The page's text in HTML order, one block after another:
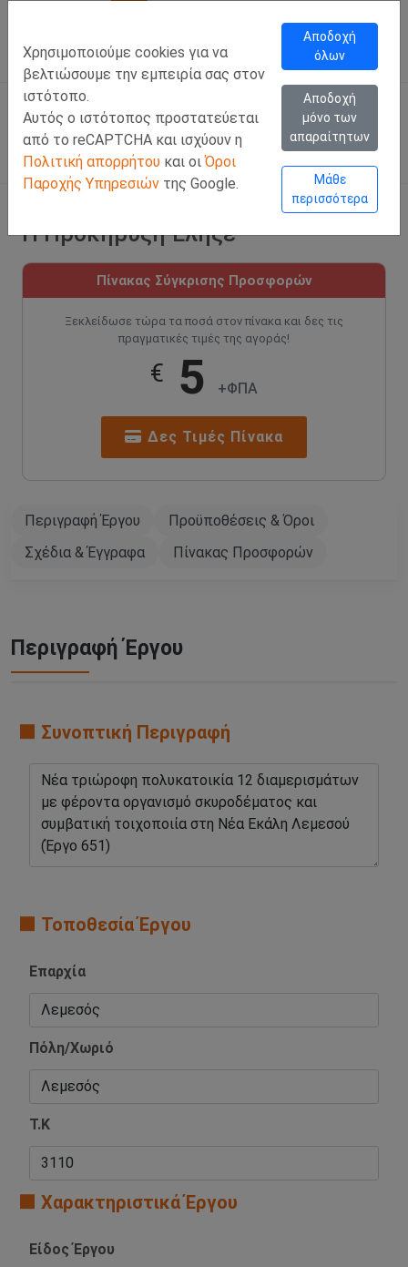
Χρησιμοποιούμε cookies για να
βελτιώσουμε την εμπειρία σας στον
ιστότοπο.
Αυτός ο ιστότοπος προστατεύεται
από το reCAPTCHA και ισχύουν η
Πολιτική απορρήτου και οιΌροι
Παροχής Υπηρεσιών της Google.
Αποδοχή
όλων
Αποδοχή
μόνο των
απαραίτητων
Μάθε
περισσότερα
Viber Chat +357 97443393
WhatsApp Chat
Ελλ ΣΥΝΔΕΣΗ
Η Προκήρυξη Έληξε
Πίνακας Σύγκρισης Προσφορών
Ξεκλείδωσε τώρα τα ποσά στον πίνακα και δες τις
πραγματικές τιμές της αγοράς!
€ 5 +ΦΠΑ
Δες Τιμές Πίνακα
Περιγραφή Έργου
Προϋποθέσεις & Όροι
Σχέδια & Έγγραφα
Πίνακας Προσφορών
Περιγραφή Έργου
🟧 Συνοπτική Περιγραφή
🟧 Τοποθεσία Έργου
Επαρχία
Πόλη/Χωριό
Τ.Κ
🟧 Χαρακτηριστικά Έργου
Είδος Έργου